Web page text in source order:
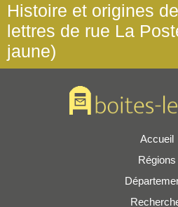
Histoire et origines
lettres de rue La
jaune)
Accueil
Régions